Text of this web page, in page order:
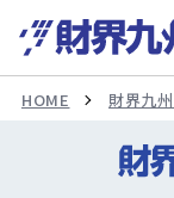
HOME 財界九